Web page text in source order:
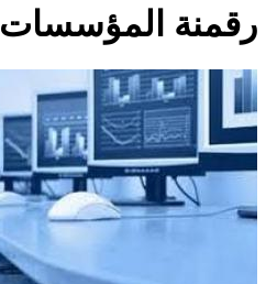
رقمنة المؤسسات